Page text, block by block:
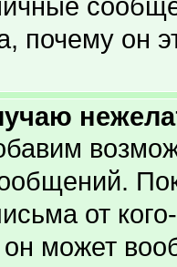
почему он
от
может